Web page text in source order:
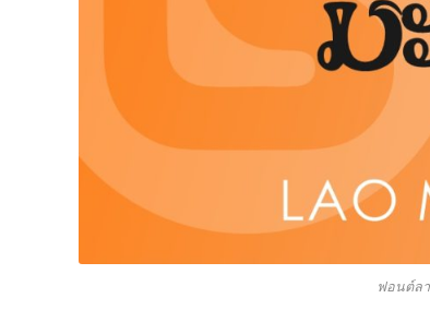
ฟอนต์ลา